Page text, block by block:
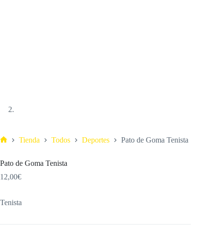
Tienda Todos Deportes Pato de Goma Tenista
Pato de Goma Tenista
12,00€
Tenista